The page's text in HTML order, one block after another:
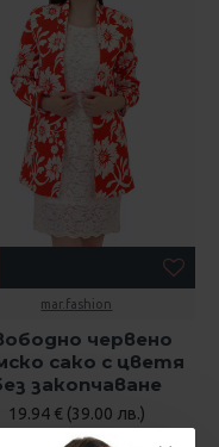
mar.fashion
червено
сако с цветя
закопчаване
19.94 € (39.00 лв.)